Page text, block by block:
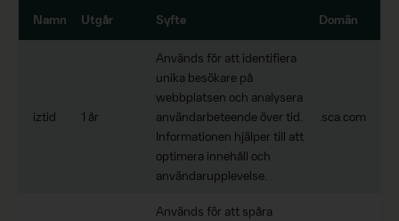
Namn Utgår Syfte Domän
iztid 1 år
Används för att identifiera
unika besökare på
webbplatsen och analysera
användarbeteende över tid.
Informationen hjälper till att
optimera innehåll och
användarupplevelse.
.sca.com
Används för att spåra